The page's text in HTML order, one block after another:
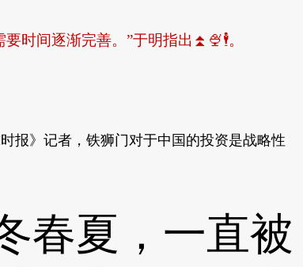
时间逐渐完善。”于明指出⏫🍨🕴。
》记者，铁狮门对于中国的投资是战略性
夏，一直被